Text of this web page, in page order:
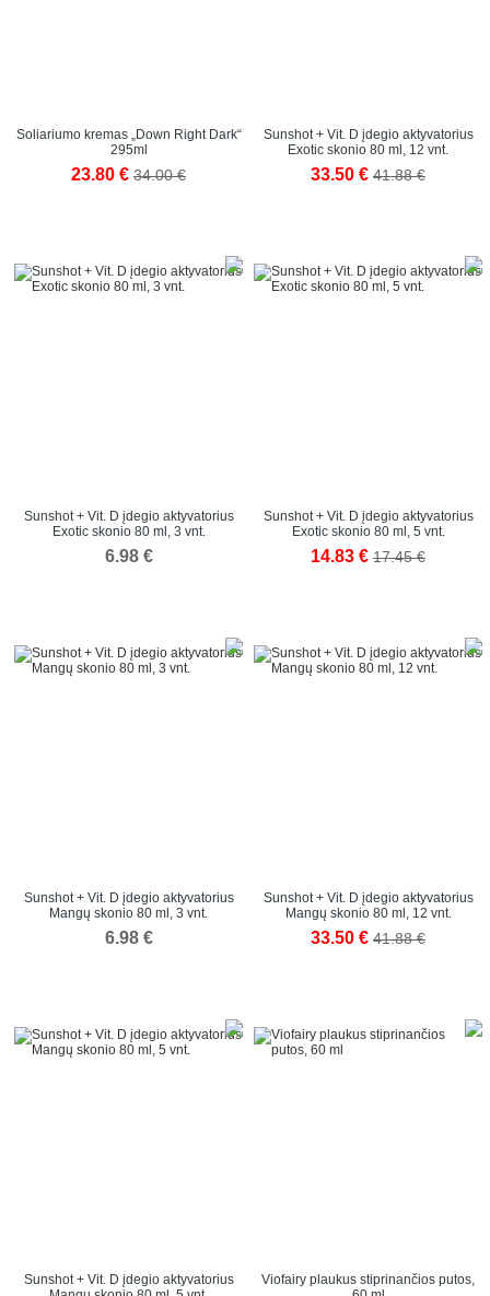
Soliariumo kremas „Down Right Dark“
295ml
23.80 € 34.00 €
Sunshot + Vit. D įdegio aktyvatorius
Exotic skonio 80 ml, 12 vnt.
33.50 € 41.88 €
Sunshot + Vit. D įdegio aktyvatorius
Exotic skonio 80 ml, 3 vnt.
6.98 €
Sunshot + Vit. D įdegio aktyvatorius
Exotic skonio 80 ml, 5 vnt.
14.83 € 17.45 €
Sunshot + Vit. D įdegio aktyvatorius
Mangų skonio 80 ml, 3 vnt.
6.98 €
Sunshot + Vit. D įdegio aktyvatorius
Mangų skonio 80 ml, 12 vnt.
33.50 € 41.88 €
Sunshot + Vit. D įdegio aktyvatorius
Viofairy plaukus stiprinančios putos,